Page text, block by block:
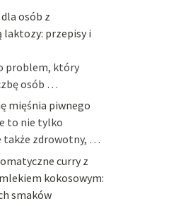
osób z
przepisy i
problem, który
osób …
mięśnia piwnego
to nie tylko
także zdrowotny, …
curry z
kokosowym:
smaków